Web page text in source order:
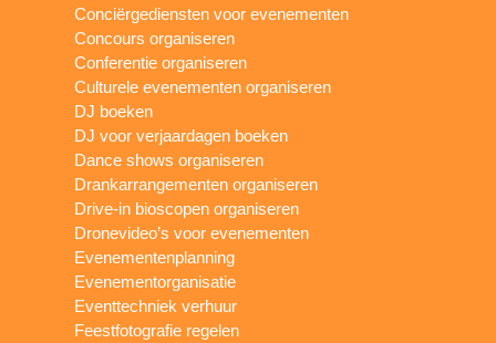
Conciërgediensten voor evenementen
Concours organiseren
Conferentie organiseren
Culturele evenementen organiseren
DJ boeken
DJ voor verjaardagen boeken
Dance shows organiseren
Drankarrangementen organiseren
Drive-in bioscopen organiseren
Dronevideo’s voor evenementen
Evenementenplanning
Evenementorganisatie
Eventtechniek verhuur
Feestfotografie regelen